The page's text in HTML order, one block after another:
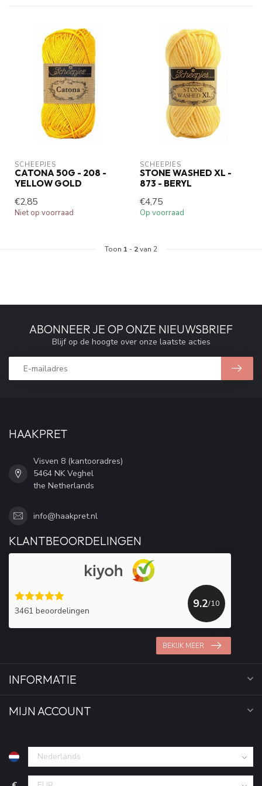
SCHEEPJES
CATONA 50G - 208 -
YELLOW GOLD
€2,85
Niet op voorraad
SCHEEPJES
STONE WASHED XL -
873 - BERYL
€4,75
Op voorraad
Toon 1 - 2van 2
ABONNEER JE OP ONZE NIEUWSBRIEF
Blijf op de hoogte over onze laatste acties
HAAKPRET
Visven 8 (kantooradres)
5464 NK Veghel
the Netherlands
info@haakpret.nl
KLANTBEOORDELINGEN
3461 beoordelingen
9.2/10
BEKIJK MEER
INFORMATIE
MIJN ACCOUNT